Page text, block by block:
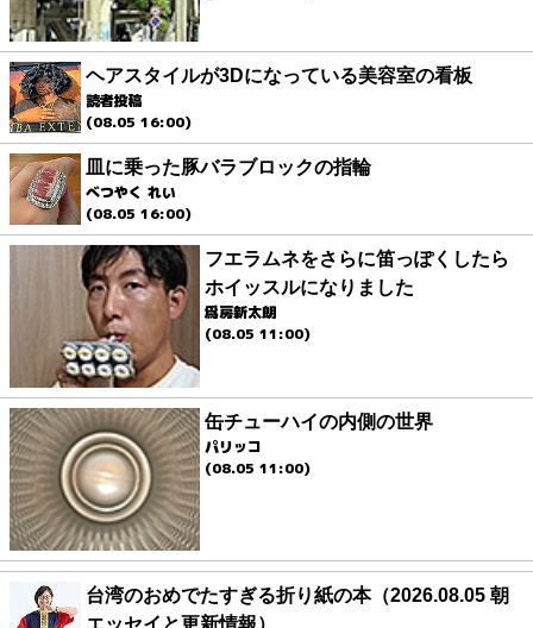
ヘアスタイルが3Dになっている美容室の看板
読者投稿
(08.05 16:00)
皿に乗った豚バラブロックの指輪
べつやく れい
(08.05 16:00)
フエラムネをさらに笛っぽくしたら
ホイッスルになりました
爲房新太朗
(08.05 11:00)
缶チューハイの内側の世界
パリッコ
(08.05 11:00)
台湾のおめでたすぎる折り紙の本（2026.08.05 朝